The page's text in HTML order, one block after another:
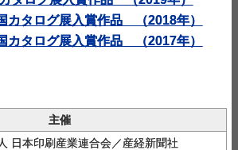
タログ展入賞作品 （2018年）
タログ展入賞作品 （2017年）
主催
日本印刷産業連合会／産経新聞社